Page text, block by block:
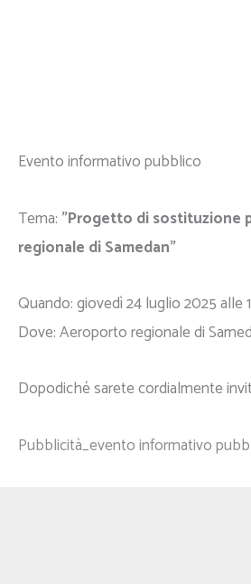
Evento informativo pubblico
Tema: "Progetto di sostituzione
regionale di Samedan"
Quando: giovedì 24 luglio 2025 alle
Dove: Aeroporto regionale di
Dopodiché sarete cordialmente
Pubblicità_evento informativo